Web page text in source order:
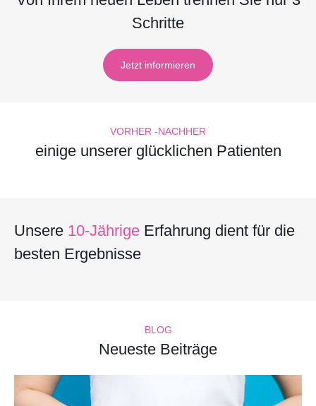
Schritte
Jetzt informieren
VORHER -NACHHER
einige unserer glücklichen Patienten
Unsere 10-Jährige Erfahrung dient für die
besten Ergebnisse
BLOG
Neueste Beiträge